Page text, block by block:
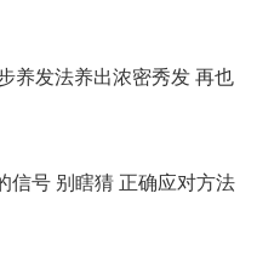
养发法养出浓密秀发 再也
信号 别瞎猜 正确应对方法